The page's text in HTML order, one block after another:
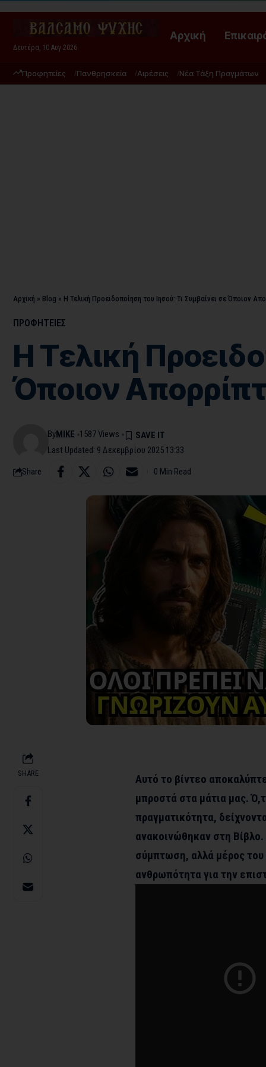
Δευτέρα, 10 Αυγ 2026
Αρχική
Προφητείες Πανθρησκεία Αιρέσεις Νέα Τάξη Πραγμάτων
Αρχική » Blog » Η Τελική Προειδοποίηση του Ιησού: Τι Συμβαίνει σε Όποιον
ΠΡΟΦΗΤΕΙΕΣ
Η Τελική
Όποιον
Last Updated: 9 Δεκεμβρίου 2025 13:33
ByMIKE 1587 Views
Share 0 Min Read
SHARE
Αυτό το βίντεο
μπροστά στα μάτια μας.
πραγματικότητα,
ανακοινώθηκαν στη
σύμπτωση, αλλά μέρος του
ανθρωπότητα για την